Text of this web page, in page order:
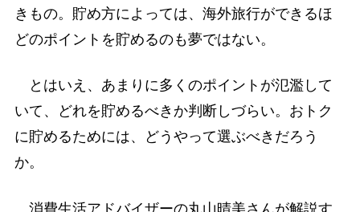
きもの。貯め方によっては、海外旅行ができるほ
どのポイントを貯めるのも夢ではない。
とはいえ、あまりに多くのポイントが氾濫して
いて、どれを貯めるべきか判断しづらい。おトク
に貯めるためには、どうやって選ぶべきだろう
か。
消費生活アドバイザーの丸山晴美さんが解説す